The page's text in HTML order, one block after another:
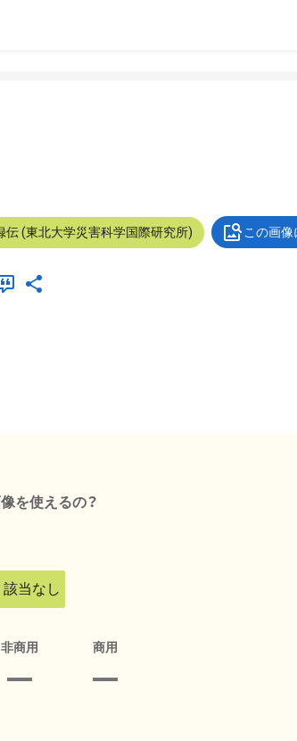
伝 (東北大学災害科学国際研究所) この画
を使えるの？
該当なし
非商用 商用